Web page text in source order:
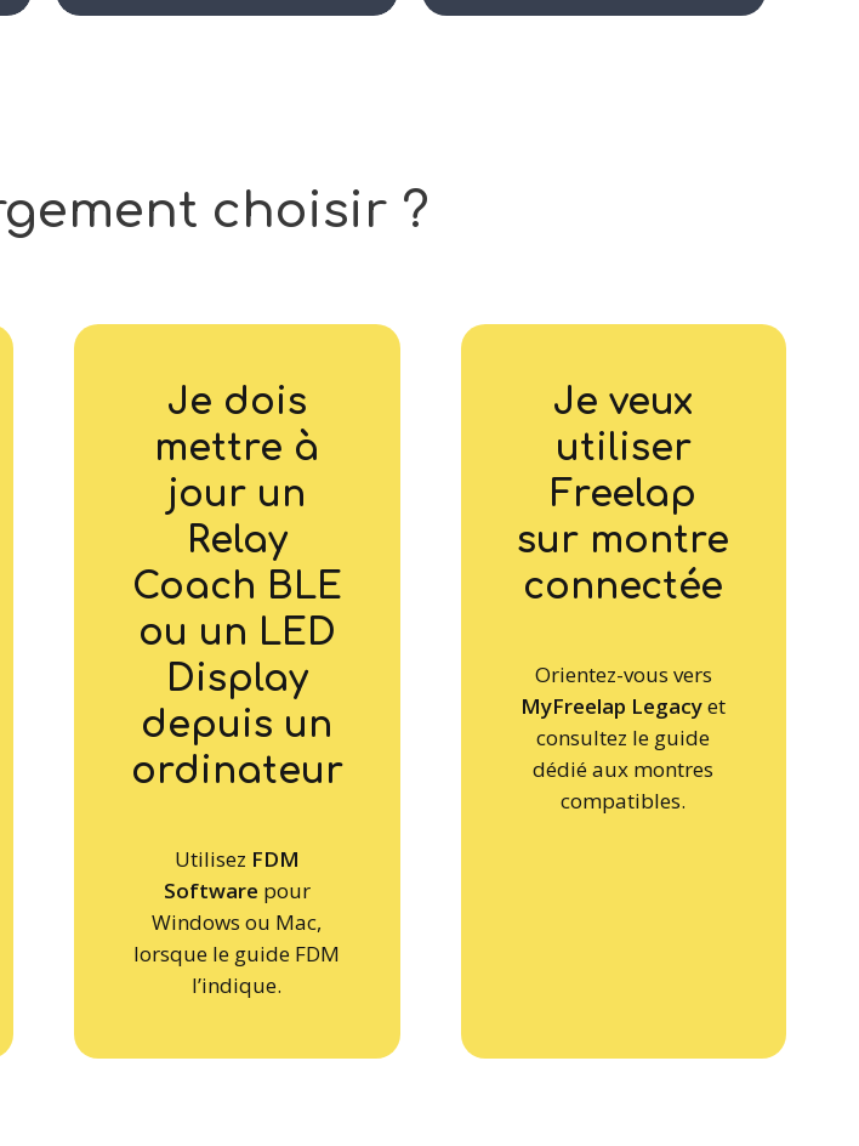
choisir ?
Je dois
mettre à
jour un
Relay
Coach BLE
ou un LED
Display
depuis un
ordinateur
Utilisez FDM
Software pour
Windows ou Mac,
lorsque le guide FDM
l’indique.
Je veux
utiliser
Freelap
sur montre
connectée
Orientez-vous vers
MyFreelap Legacyet
consultez le guide
dédié aux montres
compatibles.